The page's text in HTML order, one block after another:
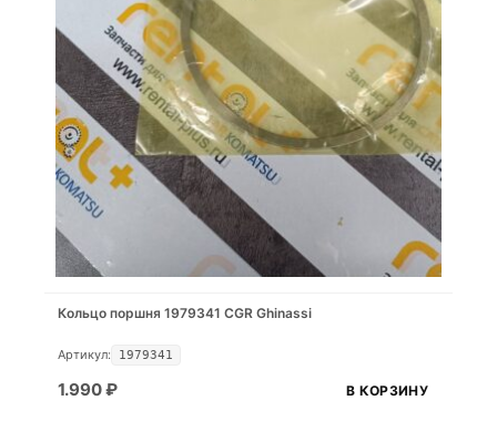
Кольцо поршня 1979341 CGR Ghinassi
Артикул: 1979341
1.990₽ В КОРЗИНУ